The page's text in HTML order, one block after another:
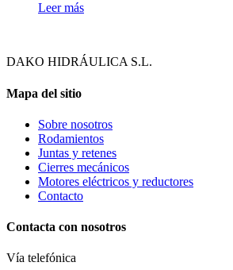
Leer más
DAKO HIDRÁULICA S.L.
Mapa del sitio
Sobre nosotros
Rodamientos
Juntas y retenes
Cierres mecánicos
Motores eléctricos y reductores
Contacto
Contacta con nosotros
Vía telefónica